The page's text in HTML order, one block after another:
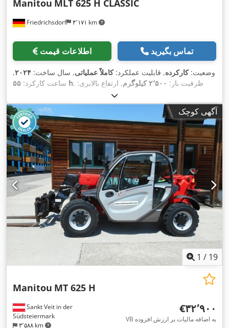
Friedrichsdorf ۴٬۱۷۱ km
Manitou MLT 625 H CLASSIC
اطلاعات قیمت تماس بگیرید
وضعیت:کارکرده, قابلیت عملکرد:کاملاً عملیاتی, سال ساخت: ۲۰۲۴,
ساعت کارکرد: ۵۵ h , ظرفیت بار: ۲٬۵۰۰ کیلوگرم
, ارتفاع بالابری:
دیزل, نوع دکل:
۱٬۹۸۰ میلی‌متر
, قدرت:۵۵ کیلووات (۷۴٫۷۸ اسب بخار)
, طول
شاخک‌ها:۱٬۲۰۰ میلی‌متر ۴٬۷۱۰ کیلوگرم
, طول کل:
۳٬۸۹۴ میلی‌متر, نوع سیستم انتقال قدرت:Diesel , عرض ساخت:
۱٬۸۱۳ میلی‌متر,
آگهی کوچک
1 / 19
Sankt Veit in der
Südsteiermark
۳٬۵۸۸ km
Manitou MT 625 H
‎€۳۲٬۹۰۰
VB به اضافه مالیات بر ارزش افزوده